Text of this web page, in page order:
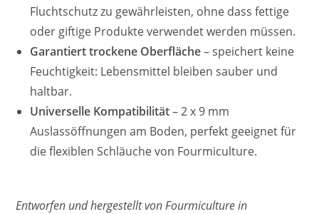
Fluchtschutz zu gewährleisten, ohne dass fettige
oder giftige Produkte verwendet werden müssen.
Garantiert trockene Oberfläche– speichert keine
Feuchtigkeit: Lebensmittel bleiben sauber und
haltbar.
Universelle Kompatibilität– 2 x 9 mm
Auslassöffnungen am Boden, perfekt geeignet für
die flexiblen Schläuche von Fourmiculture.
Entworfen und hergestellt von Fourmiculture in